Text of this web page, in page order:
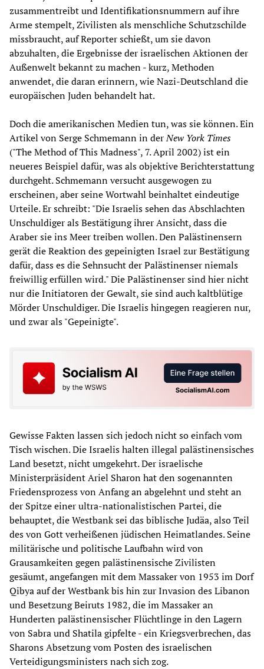
zusammentreibt und Identifikationsnummern auf ihre
Arme stempelt, Zivilisten als menschliche Schutzschilde
missbraucht, auf Reporter schießt, um sie davon
abzuhalten, die Ergebnisse der israelischen Aktionen der
Außenwelt bekannt zu machen - kurz, Methoden
anwendet, die daran erinnern, wie Nazi-Deutschland die
europäischen Juden behandelt hat.
Doch die amerikanischen Medien tun, was sie können. Ein
Artikel von Serge Schmemann in derNew York Times
("The Method of This Madness", 7. April 2002) ist ein
neueres Beispiel dafür, was als objektive Berichterstattung
durchgeht. Schmemann versucht ausgewogen zu
erscheinen, aber seine Wortwahl beinhaltet eindeutige
Urteile. Er schreibt: "Die Israelis sehen das Abschlachten
Unschuldiger als Bestätigung ihrer Ansicht, dass die
Araber sie ins Meer treiben wollen. Den Palästinensern
gerät die Reaktion des gepeinigten Israel zur Bestätigung
dafür, dass es die Sehnsucht der Palästinenser niemals
freiwillig erfüllen wird." Die Palästinenser sind hier nicht
nur die Initiatoren der Gewalt, sie sind auch kaltblütige
Mörder Unschuldiger. Die Israelis hingegen reagieren nur,
und zwar als "Gepeinigte".
Gewisse Fakten lassen sich jedoch nicht so einfach vom
Tisch wischen. Die Israelis halten illegal palästinensisches
Land besetzt, nicht umgekehrt. Der israelische
Ministerpräsident Ariel Sharon hat den sogenannten
Friedensprozess von Anfang an abgelehnt und steht an
der Spitze einer ultra-nationalistischen Partei, die
behauptet, die Westbank sei das biblische Judäa, also Teil
des von Gott verheißenen jüdischen Heimatlandes. Seine
militärische und politische Laufbahn wird von
Grausamkeiten gegen palästinensische Zivilisten
gesäumt, angefangen mit dem Massaker von 1953 im Dorf
Qibya auf der Westbank bis hin zur Invasion des Libanon
und Besetzung Beiruts 1982, die im Massaker an
Hunderten palästinensischer Flüchtlinge in den Lagern
von Sabra und Shatila gipfelte - ein Kriegsverbrechen, das
Sharons Absetzung vom Posten des israelischen
Verteidigungsministers nach sich zog.